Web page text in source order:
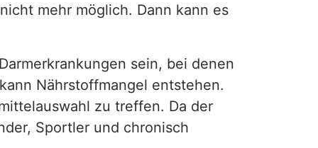
mehr möglich. Dann kann es
sein, bei denen
Nährstoffmangel entstehen.
zu treffen. Da der
Sportler und chronisch